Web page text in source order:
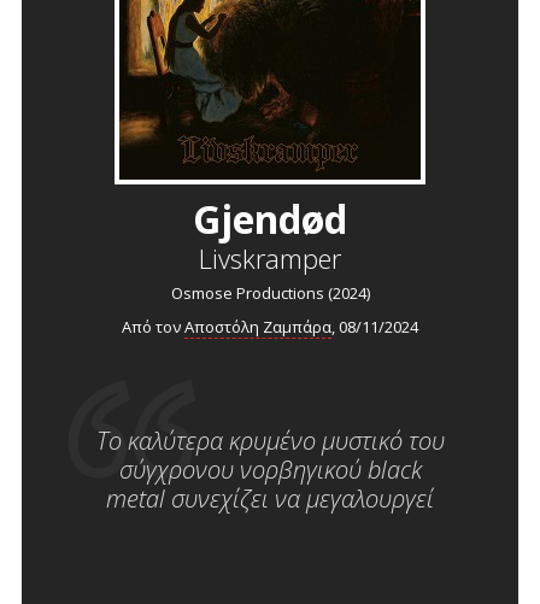
Gjendød
Livskramper
Osmose Productions (2024)
Από τονΑποστόλη Ζαμπάρα, 08/11/2024
Το καλύτερα κρυμένο μυστικό του
σύγχρονου νορβηγικού black
metal συνεχίζει να μεγαλουργεί